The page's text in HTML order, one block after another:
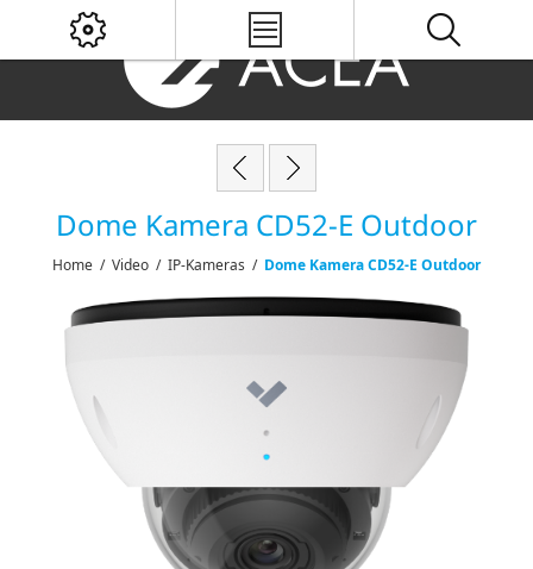
Dome Kamera CD52-E Outdoor
Home / Video / IP-Kameras / Dome Kamera CD52-E Outdoor